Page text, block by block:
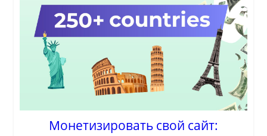
Монетизировать свой сайт: